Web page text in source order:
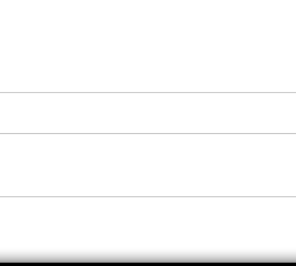
„Die Odyssee“ steht vor